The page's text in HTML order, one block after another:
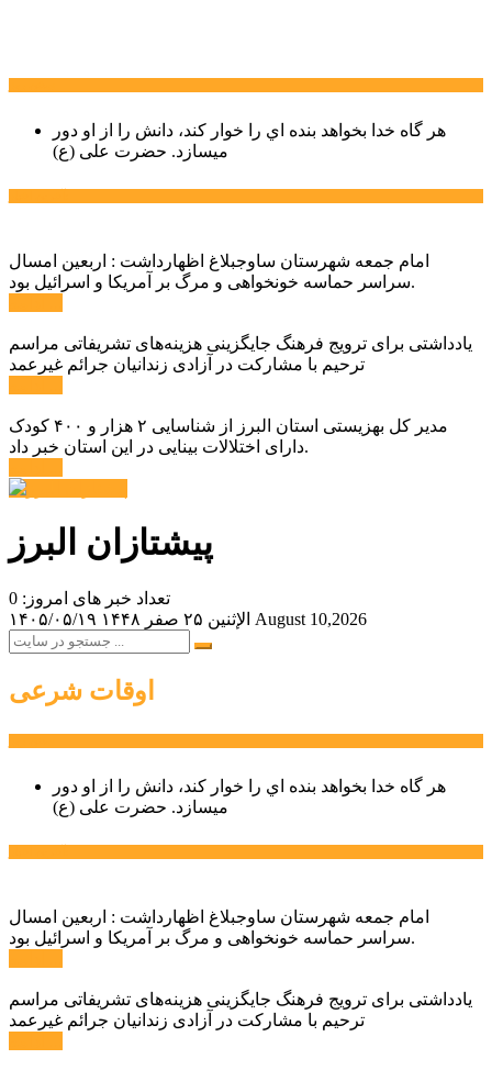
هر گاه خدا بخواهد بنده اي را خوار كند، دانش را از او دور
میسازد. حضرت علی (ع)
امام جمعه شهرستان ساوجبلاغ اظهارداشت : اربعین امسال
سراسر حماسه خونخواهی و مرگ بر آمریکا و اسرائیل بود.
یادداشتی برای ترویج فرهنگ جایگزینی هزینه‌های تشریفاتی مراسم
ترحیم با مشارکت در آزادی زندانیان جرائم غیرعمد
مدیر کل بهزیستی استان البرز از شناسایی ۲ هزار و ۴۰۰ کودک
دارای اختلالات بینایی در این استان خبر داد.
پیشتازان البرز
تعداد خبر های امروز: 0
۱۴۰۵/۰۵/۱۹
الإثنين ۲۵ صفر ۱۴۴۸ August 10,2026
اوقات شرعی
هر گاه خدا بخواهد بنده اي را خوار كند، دانش را از او دور
میسازد. حضرت علی (ع)
امام جمعه شهرستان ساوجبلاغ اظهارداشت : اربعین امسال
سراسر حماسه خونخواهی و مرگ بر آمریکا و اسرائیل بود.
یادداشتی برای ترویج فرهنگ جایگزینی هزینه‌های تشریفاتی مراسم
ترحیم با مشارکت در آزادی زندانیان جرائم غیرعمد